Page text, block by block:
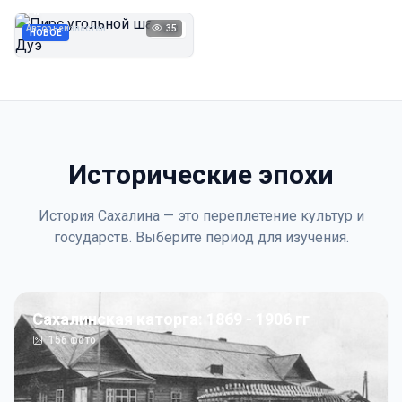
НОВОЕ 1923
Автор неизвестен 35
Исторические эпохи
История Сахалина — это переплетение культур и
государств. Выберите период для изучения.
Сахалинская каторга: 1869 - 1906 гг
156фото